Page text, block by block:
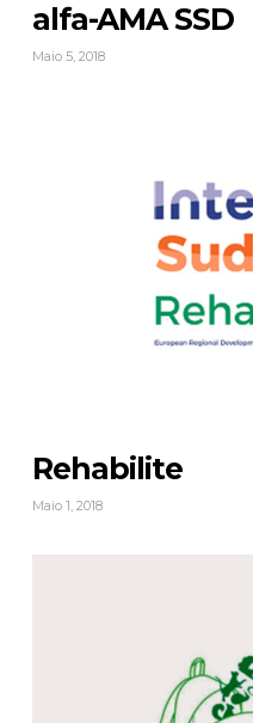
alfa-AMA SSD
Maio 5, 2018
Rehabilite
Maio 1, 2018